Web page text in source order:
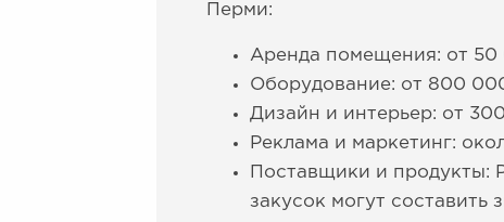
Перми:
Аренда помещения: от 50
Оборудование: от 800
Дизайн и интерьер: от
Реклама и маркетинг:
Поставщики и продукты:
закусок могут составить